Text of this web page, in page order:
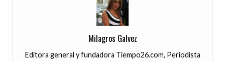
Milagros Galvez
Editora general y fundadora Tiempo26.com, Periodista